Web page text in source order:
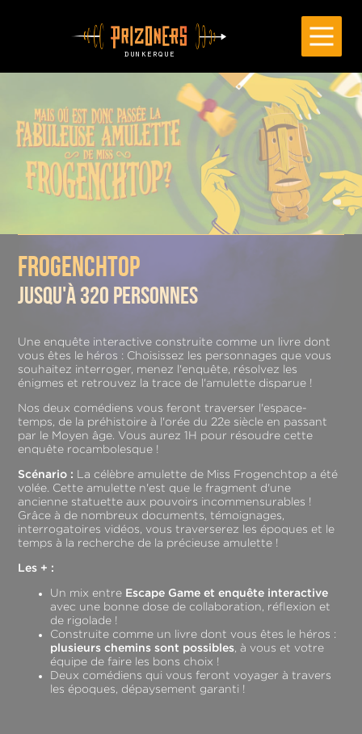
frogenchtop
jusqu'à320 personnes
Une enquête interactive construite comme un livre dont
vous êtes le héros : Choisissez les personnages que vous
souhaitez interroger, menez l'enquête, résolvez les
énigmes et retrouvez la trace de l'amulette disparue !
Nos deux comédiens vous feront traverser l'espace-
temps, de la préhistoire à l'orée du 22e siècle en passant
par le Moyen âge. Vous aurez 1H pour résoudre cette
enquête rocambolesque !
Scénario : La célèbre amulette de Miss Frogenchtop a été
volée. Cette amulette n'est que le fragment d'une
ancienne statuette aux pouvoirs incommensurables !
Grâce à de nombreux documents, témoignages,
interrogatoires vidéos, vous traverserez les époques et le
temps à la recherche de la précieuse amulette !
Les + :
Un mix entre Escape Game et enquête interactive
avec une bonne dose de collaboration, réflexion et
de rigolade !
Construite comme un livre dont vous êtes le héros :
plusieurs chemins sont possibles, à vous et votre
équipe de faire les bons choix !
Deux comédiens qui vous feront voyager à travers
les époques, dépaysement garanti !